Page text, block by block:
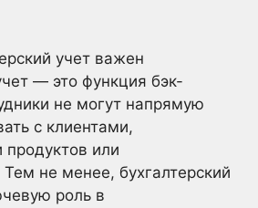
учет важен
— это функция бэк-
не могут напрямую
с клиентами,
продуктов или
не менее, бухгалтерский
роль в